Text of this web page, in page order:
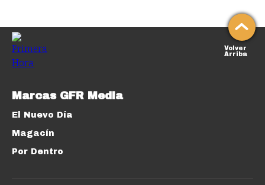
Volver
Arriba
Marcas GFR Media
El Nuevo Día
Magacín
Por Dentro